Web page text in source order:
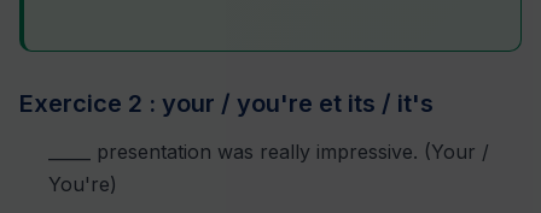
Exercice 2 : your / you're et its / it's
_____ presentation was really impressive. (Your /
You're)